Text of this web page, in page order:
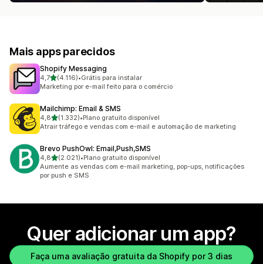
Mais apps parecidos
Shopify Messaging
4,7de 5 estrelas
(4.116)
4116 avaliações ao todo
•Grátis para instalar
Marketing por e-mail feito para o comércio
Mailchimp: Email & SMS
4,8de 5 estrelas
(1.332)
1332 avaliações ao todo
•Plano gratuito disponível
Atrair tráfego e vendas com e-mail e automação de marketing
Brevo PushOwl: Email,Push,SMS
4,8de 5 estrelas
(2.021)
2021 avaliações ao todo
•Plano gratuito disponível
Aumente as vendas com e-mail marketing, pop-ups, notificações
por push e SMS
Quer adicionar um app?
Faça uma avaliação gratuita da Shopify por 3 dias